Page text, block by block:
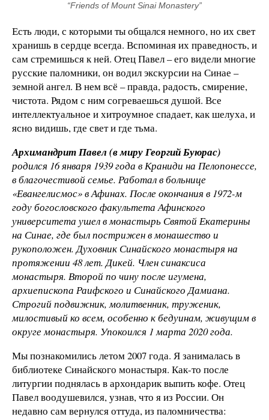
“Friends of Mount Sinai Monastery”
Есть люди, с которыми ты общался немного, но их свет
хранишь в сердце всегда. Вспоминая их праведность, и
сам стремишься к ней. Отец Павел – его видели многие
русские паломники, он водил экскурсии на Синае –
земной ангел. В нем всё – правда, радость, смирение,
чистота. Рядом с ним согреваешься душой. Все
интеллектуальное и хитроумное спадает, как шелуха, и
ясно видишь, где свет и где тьма.
Архимандрит Павел (в миру Георгий Буюрас)
родился 16 января 1939 года в Краниди на Пелопонессе,
в благочестивой семье. Работал в больнице
«Евангелисмос» в Афинах. После окончания в 1972-м
году богословского факультета Афинского
университета ушел в монастырь Святой Екатерины
на Синае, где был пострижен в монашество и
рукоположен. Духовник Синайского монастыря на
протяжении 48 лет. Дикей. Член синаксиса
монастыря. Второй по чину после игумена,
архиепископа Раифского и Синайского Дамиана.
Строгий подвижник, молитвенник, труженик,
милостивый ко всем, особенно к бедуинам, живущим в
округе монастыря. Упокоился 1 марта 2020 года.
Мы познакомились летом 2007 года. Я занималась в
библиотеке Синайского монастыря. Как-то после
литургии поднялась в архондарик выпить кофе. Отец
Павел воодушевился, узнав, что я из России. Он
недавно сам вернулся оттуда, из паломничества: